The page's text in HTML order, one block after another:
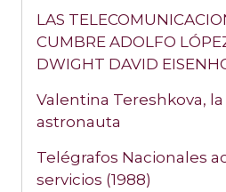
LAS
CUMBRE ADOLFO
DWIGHT DAVID
Valentina Tereshkova,
astronauta
Telégrafos Nacionales
servicios (1988)